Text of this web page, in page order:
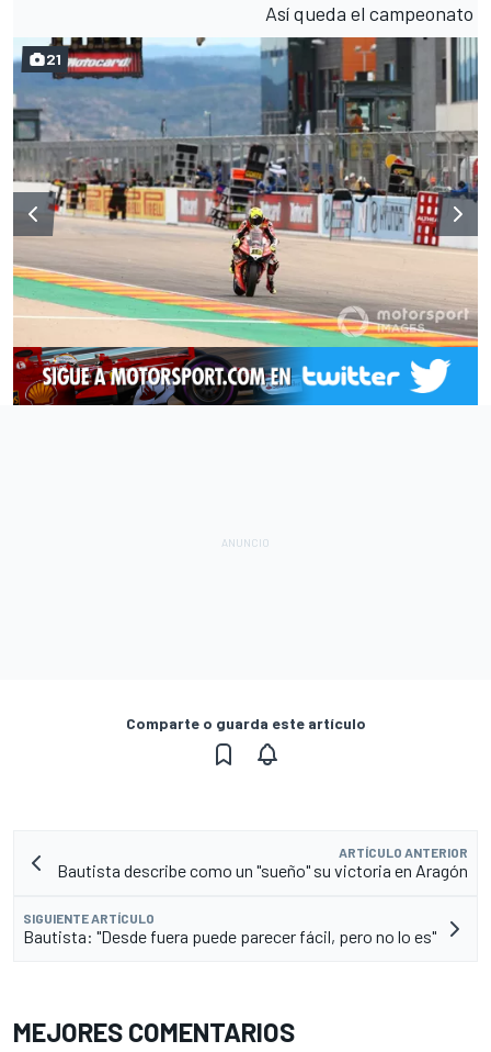
Así queda el campeonato
21
Comparte o guarda este artículo
ARTÍCULO ANTERIOR
Bautista describe como un "sueño" su victoria en Aragón
SIGUIENTE ARTÍCULO
Bautista: "Desde fuera puede parecer fácil, pero no lo es"
MEJORES COMENTARIOS